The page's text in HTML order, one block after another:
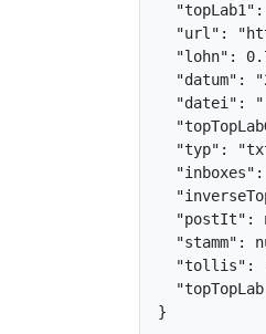
"url":
"lohn":
"datum":
"datei":
"typ":
"inboxes":
"postIt":
"stamm":
"tollis":
}